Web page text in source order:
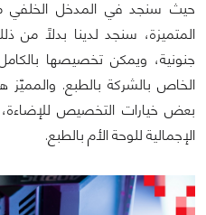
الخاص بالشركة بالطبع.
بعض خيارات التخصيص
الإجمالية للوحة الأم بالطبع.